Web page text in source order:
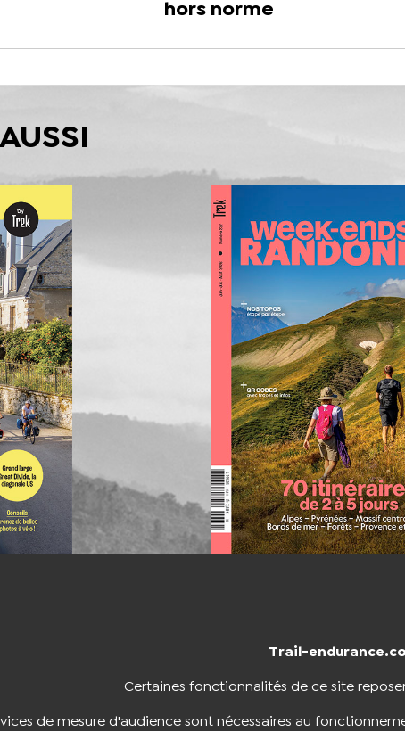
Trail-
Certaines fonctionnalités de ce site
de mesure d'audience sont nécessaires au
hors norme